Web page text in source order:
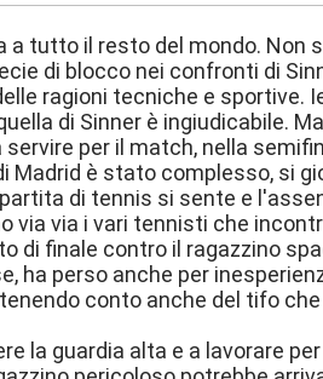
a tutto il resto del mondo. Non
di blocco nei confronti di
ragioni tecniche e sportive.
di Sinner è ingiudicabile.
per il match, nella
Madrid è stato complesso, si
di tennis si sente e
via via i vari tennisti che
di finale contro il ragazzino
ha perso anche per
conto anche del tifo
la guardia alta e a lavorare